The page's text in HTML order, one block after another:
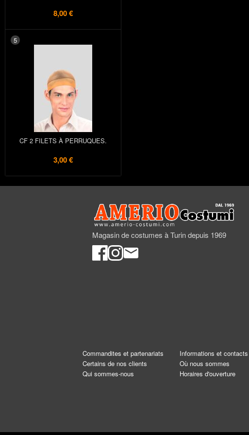
8,00 €
5
CF 2 FILETS À PERRUQUES.
3,00 €
Magasin de costumes à Turin depuis 1969
Commandites et partenariats
Certains de nos clients
Qui sommes-nous
Informations et contacts
Où nous sommes
Horaires d'ouverture